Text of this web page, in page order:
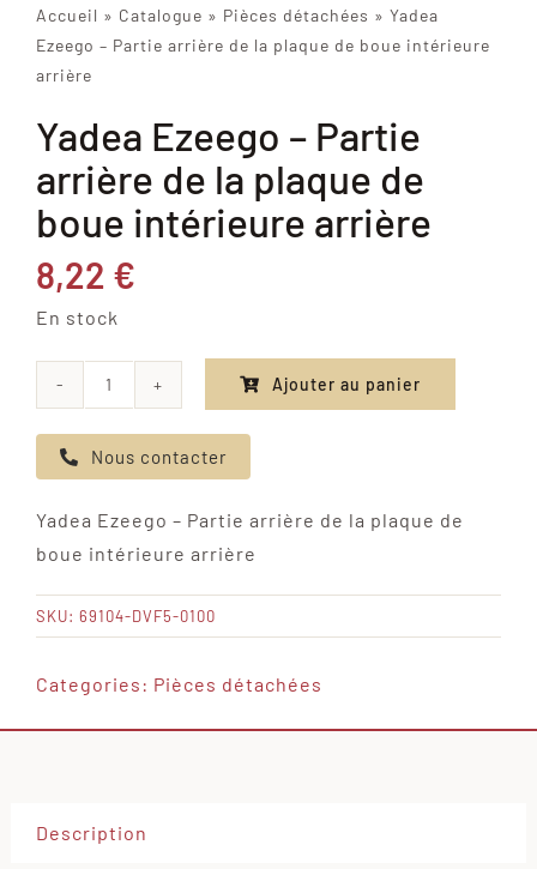
Accueil » Catalogue » Pièces détachées » Yadea
Ezeego – Partie arrière de la plaque de boue intérieure
arrière
Yadea Ezeego – Partie
arrière de la plaque de
boue intérieure arrière
8,22 €
En stock
de
Yadea
-
Partie
arrière
de
de
arrière
Ajouter au panier
Nous contacter
Yadea Ezeego – Partie arrière de la plaque de
boue intérieure arrière
SKU: 69104-DVF5-0100
Categories: Pièces détachées
Description